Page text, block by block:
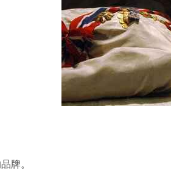
牌。